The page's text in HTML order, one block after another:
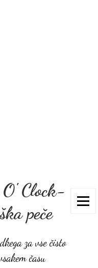
O' Clock-
peče
za vse čisto
času